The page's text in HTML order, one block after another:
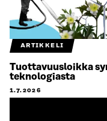
ARTIKKELI
Tuottavuusloikka
teknologiasta
1.7.2026